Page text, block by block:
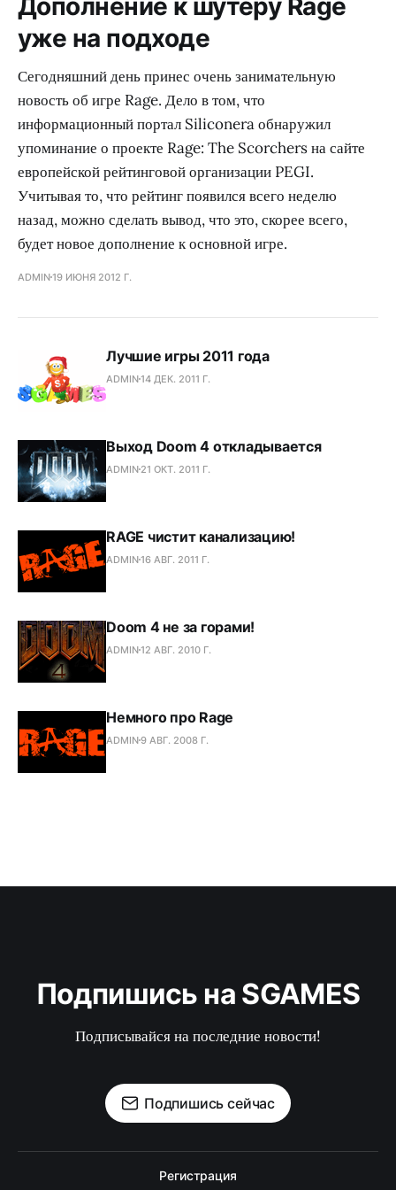
уже на подходе
Сегодняшний день принес очень занимательную
новость об игре Rage. Дело в том, что
информационный портал Siliconera обнаружил
упоминание о проекте Rage: The Scorchers на сайте
европейской рейтинговой организации PEGI.
Учитывая то, что рейтинг появился всего неделю
назад, можно сделать вывод, что это, скорее всего,
будет новое дополнение к основной игре.
ADMIN19 ИЮНЯ 2012 Г.
Лучшие игры 2011 года
ADMIN14 ДЕК. 2011 Г.
Выход Doom 4 откладывается
ADMIN 21 ОКТ. 2011 Г.
RAGE чистит канализацию!
ADMIN16 АВГ. 2011 Г.
Doom 4 не за горами!
ADMIN12 АВГ. 2010 Г.
Немного про Rage
ADMIN9 АВГ. 2008 Г.
Подпишись на SGAMES
Подписывайся на последние новости!
Подпишись сейчас
Регистрация